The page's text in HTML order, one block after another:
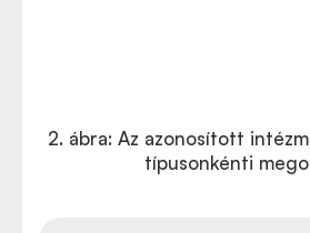
2. ábra: Az azonosított
típusonkénti